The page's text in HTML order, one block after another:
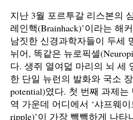
지난 3월 포르투갈 리스본의
레인핵(Brainhack)’이라는 해
남짓한 신경과학자들이 두세
뉘어, 똑같은 뉴로픽셀
다. 생쥐 열여덟 마리의 뇌 세
한 단일 뉴런의 발화와 국소
potential)였다. 첫 번째 과제
역 가운데 어디에서 ‘샤프웨이
ripple)’이 가장 빽빽하게 나타